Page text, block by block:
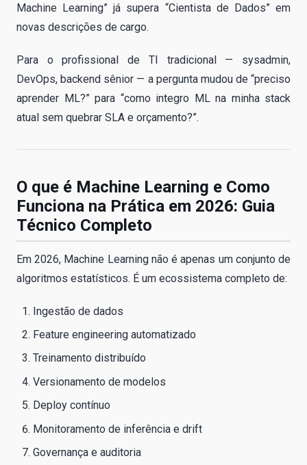
Machine Learning” já supera “Cientista de Dados” em
novas descrições de cargo.
Para o profissional de TI tradicional — sysadmin,
DevOps, backend sênior — a pergunta mudou de “preciso
aprender ML?” para “como integro ML na minha stack
atual sem quebrar SLA e orçamento?”.
O que é Machine Learning e Como
Funciona na Prática em 2026: Guia
Técnico Completo
Em 2026, Machine Learning não é apenas um conjunto de
algoritmos estatísticos. É um ecossistema completo de:
Ingestão de dados
Feature engineering automatizado
Treinamento distribuído
Versionamento de modelos
Deploy contínuo
Monitoramento de inferência e drift
Governança e auditoria